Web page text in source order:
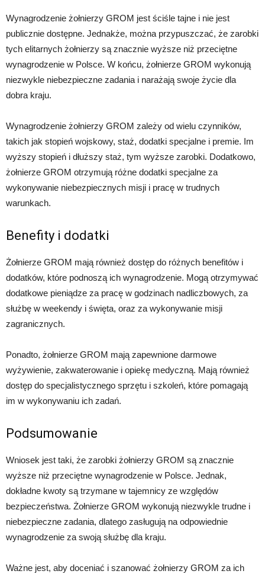
Wynagrodzenie żołnierzy GROM jest ściśle tajne i nie jest
publicznie dostępne. Jednakże, można przypuszczać, że zarobki
tych elitarnych żołnierzy są znacznie wyższe niż przeciętne
wynagrodzenie w Polsce. W końcu, żołnierze GROM wykonują
niezwykle niebezpieczne zadania i narażają swoje życie dla
dobra kraju.
Wynagrodzenie żołnierzy GROM zależy od wielu czynników,
takich jak stopień wojskowy, staż, dodatki specjalne i premie. Im
wyższy stopień i dłuższy staż, tym wyższe zarobki. Dodatkowo,
żołnierze GROM otrzymują różne dodatki specjalne za
wykonywanie niebezpiecznych misji i pracę w trudnych
warunkach.
Benefity i dodatki
Żołnierze GROM mają również dostęp do różnych benefitów i
dodatków, które podnoszą ich wynagrodzenie. Mogą otrzymywać
dodatkowe pieniądze za pracę w godzinach nadliczbowych, za
służbę w weekendy i święta, oraz za wykonywanie misji
zagranicznych.
Ponadto, żołnierze GROM mają zapewnione darmowe
wyżywienie, zakwaterowanie i opiekę medyczną. Mają również
dostęp do specjalistycznego sprzętu i szkoleń, które pomagają
im w wykonywaniu ich zadań.
Podsumowanie
Wniosek jest taki, że zarobki żołnierzy GROM są znacznie
wyższe niż przeciętne wynagrodzenie w Polsce. Jednak,
dokładne kwoty są trzymane w tajemnicy ze względów
bezpieczeństwa. Żołnierze GROM wykonują niezwykle trudne i
niebezpieczne zadania, dlatego zasługują na odpowiednie
wynagrodzenie za swoją służbę dla kraju.
Ważne jest, aby doceniać i szanować żołnierzy GROM za ich